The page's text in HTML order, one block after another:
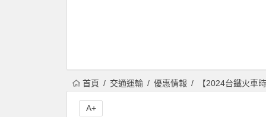
首頁 交通運輸 優惠情報 【2024台鐵火車
A+